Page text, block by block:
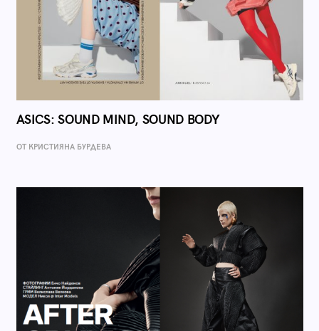
ASICS: SOUND MIND, SOUND BODY
ОТ КРИСТИЯНА БУРДЕВА